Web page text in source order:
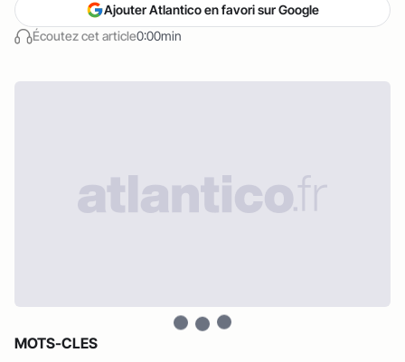
Écoutez cet article0:00min
Ajouter Atlantico en favori sur Google
MOTS-CLES